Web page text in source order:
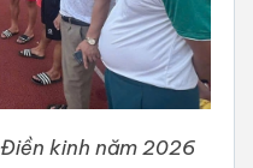
kinh năm 2026